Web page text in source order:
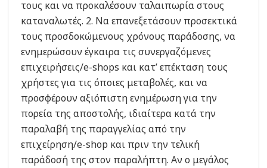
τους και να προκαλέσουν ταλαιπωρία στους
καταναλωτές. 2. Να επανεξετάσουν προσεκτικά
τους προσδοκώμενους χρόνους παράδοσης, να
ενημερώσουν έγκαιρα τις συνεργαζόμενες
επιχειρήσεις/e-shops και κατ’ επέκταση τους
χρήστες για τις όποιες μεταβολές, και να
προσφέρουν αξιόπιστη ενημέρωση για την
πορεία της αποστολής, ιδιαίτερα κατά την
παραλαβή της παραγγελίας από την
επιχείρηση/e-shop και πριν την τελική
παράδοσή της στον παραλήπτη. Αν ο μεγάλος